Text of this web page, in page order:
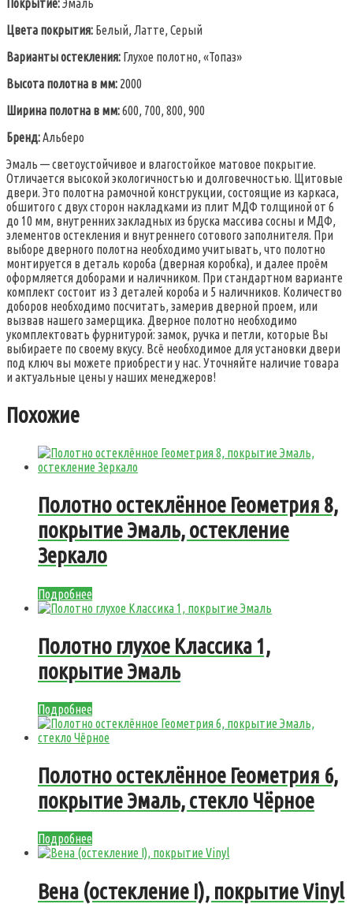
Цвета покрытия: Белый, Латте, Серый
Варианты остекления: Глухое полотно, «Топаз»
Высота полотна в мм: 2000
Ширина полотна в мм:600, 700, 800, 900
Бренд:Альберо
Эмаль — светоустойчивое и влагостойкое матовое покрытие.
Отличается высокой экологичностью и долговечностью. Щитовые
двери. Это полотна рамочной конструкции, состоящие из каркаса,
обшитого с двух сторон накладками из плит МДФ толщиной от 6
до 10 мм, внутренних закладных из бруска массива сосны и МДФ,
элементов остекления и внутреннего сотового заполнителя. При
выборе дверного полотна необходимо учитывать, что полотно
монтируется в деталь короба (дверная коробка), и далее проём
оформляется доборами и наличником. При стандартном варианте
комплект состоит из 3 деталей короба и 5 наличников. Количество
доборов необходимо посчитать, замерив дверной проем, или
вызвав нашего замерщика. Дверное полотно необходимо
укомплектовать фурнитурой: замок, ручка и петли, которые Вы
выбираете по своему вкусу. Всё необходимое для установки двери
под ключ вы можете приобрести у нас. Уточняйте наличие товара
и актуальные цены у наших менеджеров!
Похожие
Полотно остеклённое Геометрия 8,
покрытие Эмаль, остекление
Зеркало
Подробнее
Полотно глухое Классика 1,
покрытие Эмаль
Подробнее
Полотно остеклённое Геометрия 6,
покрытие Эмаль, стекло Чёрное
Подробнее
Вена (остекление I), покрытие Vinyl